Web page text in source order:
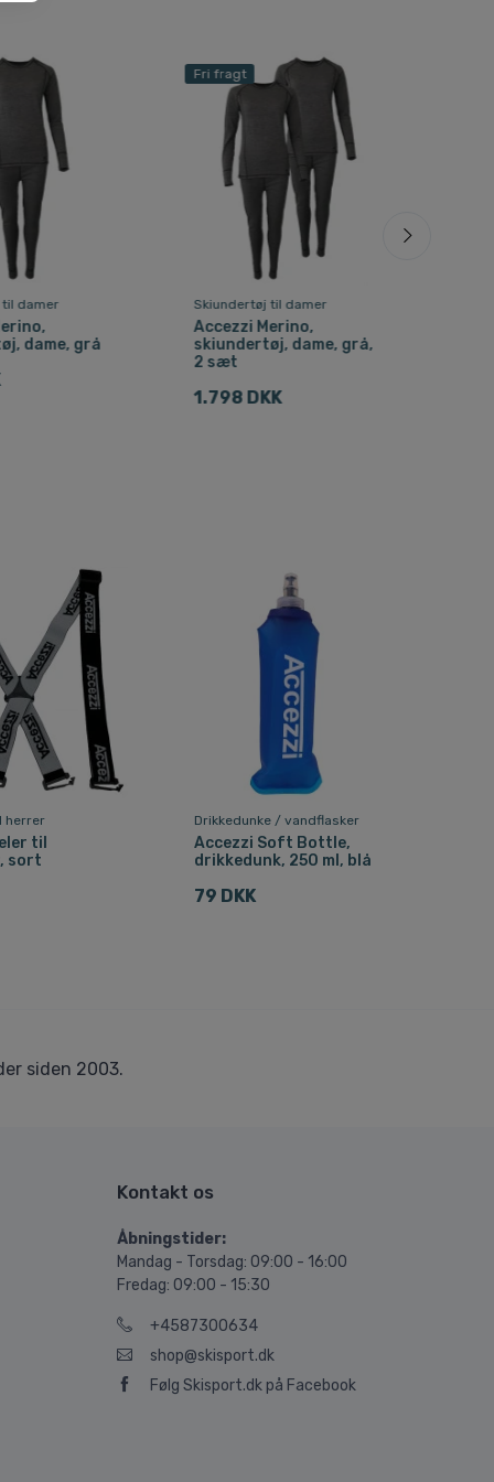
damer
dame, grå
Fri fragt
Skiundertøj til damer
Accezzi Merino,
skiundertøj, dame, grå,
2 sæt
1.798 DKK
herrer
til
sort
Drikkedunke / vandflasker
Accezzi Soft Bottle,
drikkedunk, 250 ml, blå
79 DKK
siden 2003.
Kontakt os
Åbningstider:
Mandag - Torsdag: 09:00 - 16:00
Fredag: 09:00 - 15:30
+4587300634
shop@skisport.dk
Følg Skisport.dk på Facebook